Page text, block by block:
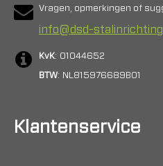
Vragen, opmerkingen of
info@dsd-
KvK: 01044652
BTW: NL815976689B01
Klantenservice